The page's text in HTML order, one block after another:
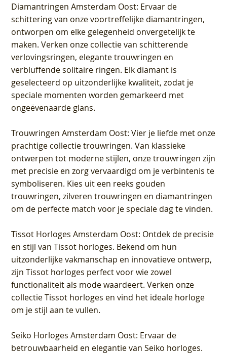
Diamantringen Amsterdam Oost: Ervaar de
schittering van onze voortreffelijke diamantringen,
ontworpen om elke gelegenheid onvergetelijk te
maken. Verken onze collectie van schitterende
verlovingsringen, elegante trouwringen en
verbluffende solitaire ringen. Elk diamant is
geselecteerd op uitzonderlijke kwaliteit, zodat je
speciale momenten worden gemarkeerd met
ongeëvenaarde glans.
Trouwringen Amsterdam Oost: Vier je liefde met onze
prachtige collectie trouwringen. Van klassieke
ontwerpen tot moderne stijlen, onze trouwringen zijn
met precisie en zorg vervaardigd om je verbintenis te
symboliseren. Kies uit een reeks gouden
trouwringen, zilveren trouwringen en diamantringen
om de perfecte match voor je speciale dag te vinden.
Tissot Horloges Amsterdam Oost: Ontdek de precisie
en stijl van Tissot horloges. Bekend om hun
uitzonderlijke vakmanschap en innovatieve ontwerp,
zijn Tissot horloges perfect voor wie zowel
functionaliteit als mode waardeert. Verken onze
collectie Tissot horloges en vind het ideale horloge
om je stijl aan te vullen.
Seiko Horloges Amsterdam Oost: Ervaar de
betrouwbaarheid en elegantie van Seiko horloges.